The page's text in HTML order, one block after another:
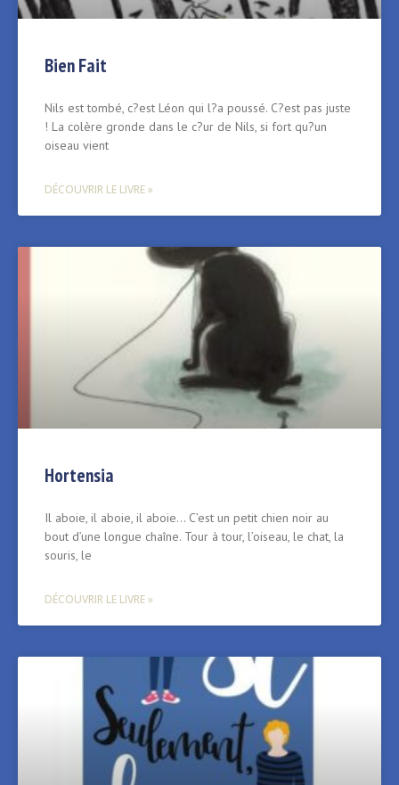
Bien Fait
Nils est tombé, c?est Léon qui l?a poussé. C?est pas juste
! La colère gronde dans le c?ur de Nils, si fort qu?un
oiseau vient
DÉCOUVRIR LE LIVRE »
Hortensia
Il aboie, il aboie, il aboie… C’est un petit chien noir au
bout d’une longue chaîne. Tour à tour, l’oiseau, le chat, la
souris, le
DÉCOUVRIR LE LIVRE »